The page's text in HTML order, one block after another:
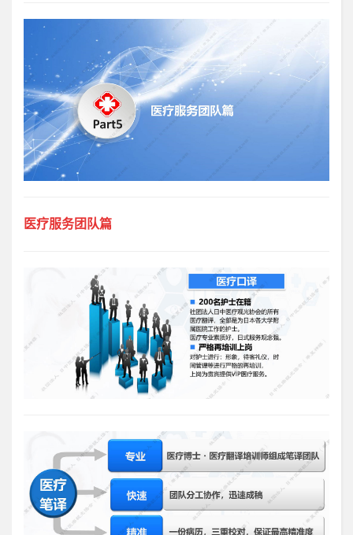
医疗服务团队篇